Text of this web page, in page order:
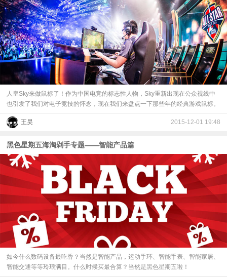
人皇Sky来做鼠标了！作为中国电竞的标志性人物，Sky重新出现在公众视线中
也引发了我们对电子竞技的怀念，现在我们来盘点一下那些年的经典游戏鼠标。
王昊 2015-12-01 19:48
黑色星期五海淘剁手专题——智能产品篇
如今什么数码设备最吃香？当然是智能产品，运动手环、智能手表、智能家居、
智能交通等等玲琅满目。什么时候买最合算？当然是黑色星期五啦！